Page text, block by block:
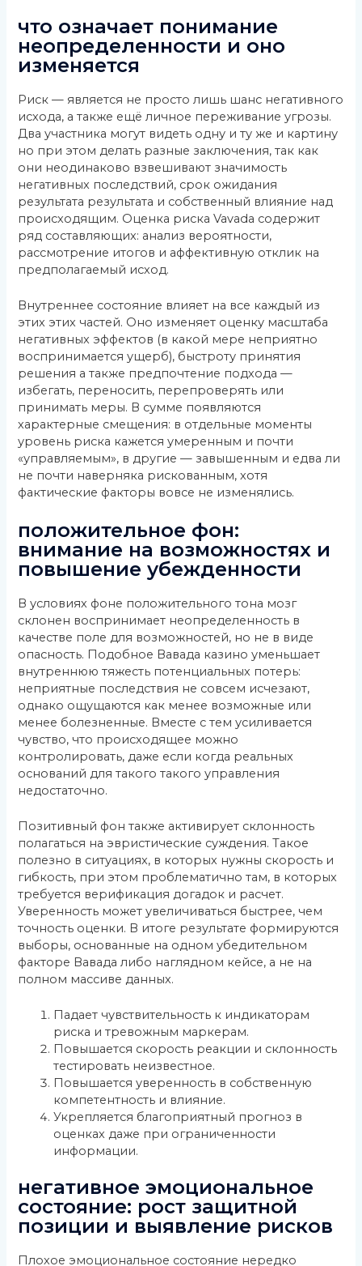
что означает понимание
неопределенности и оно
изменяется
Риск — является не просто лишь шанс негативного
исхода, а также ещё личное переживание угрозы.
Два участника могут видеть одну и ту же и картину
но при этом делать разные заключения, так как
они неодинаково взвешивают значимость
негативных последствий, срок ожидания
результата результата и собственный влияние над
происходящим. Оценка риска Vavada содержит
ряд составляющих: анализ вероятности,
рассмотрение итогов и аффективную отклик на
предполагаемый исход.
Внутреннее состояние влияет на все каждый из
этих этих частей. Оно изменяет оценку масштаба
негативных эффектов (в какой мере неприятно
воспринимается ущерб), быстроту принятия
решения а также предпочтение подхода —
избегать, переносить, перепроверять или
принимать меры. В сумме появляются
характерные смещения: в отдельные моменты
уровень риска кажется умеренным и почти
«управляемым», в другие — завышенным и едва ли
не почти наверняка рискованным, хотя
фактические факторы вовсе не изменялись.
положительное фон:
внимание на возможностях и
повышение убежденности
В условиях фоне положительного тона мозг
склонен воспринимает неопределенность в
качестве поле для возможностей, но не в виде
опасность. Подобное Вавада казино уменьшает
внутреннюю тяжесть потенциальных потерь:
неприятные последствия не совсем исчезают,
однако ощущаются как менее возможные или
менее болезненные. Вместе с тем усиливается
чувство, что происходящее можно
контролировать, даже если когда реальных
оснований для такого такого управления
недостаточно.
Позитивный фон также активирует склонность
полагаться на эвристические суждения. Такое
полезно в ситуациях, в которых нужны скорость и
гибкость, при этом проблематично там, в которых
требуется верификация догадок и расчет.
Уверенность может увеличиваться быстрее, чем
точность оценки. В итоге результате формируются
выборы, основанные на одном убедительном
факторе Вавада либо наглядном кейсе, а не на
полном массиве данных.
Падает чувствительность к индикаторам
риска и тревожным маркерам.
Повышается скорость реакции и склонность
тестировать неизвестное.
Повышается уверенность в собственную
компетентность и влияние.
Укрепляется благоприятный прогноз в
оценках даже при ограниченности
информации.
негативное эмоциональное
состояние: рост защитной
позиции и выявление рисков
Плохое эмоциональное состояние нередко